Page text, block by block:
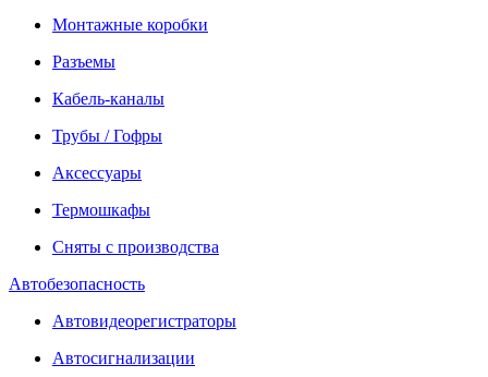
Монтажные коробки
Разъемы
Кабель-каналы
Трубы / Гофры
Аксессуары
Термошкафы
Сняты с производства
Автобезопасность
Автовидеорегистраторы
Автосигнализации